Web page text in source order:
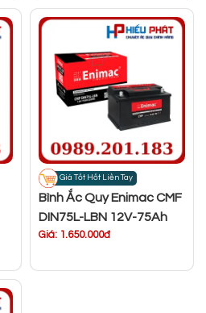
Giá Tốt Hốt Liền Tay
Bình Ắc Quy Enimac CMF
DIN75L-LBN 12V-75Ah
Giá: 1.650.000đ